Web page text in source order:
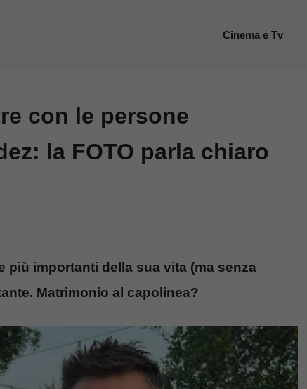
Cinema e Tv
con le persone
la FOTO parla chiaro
più importanti della sua vita (ma senza
Matrimonio al capolinea?